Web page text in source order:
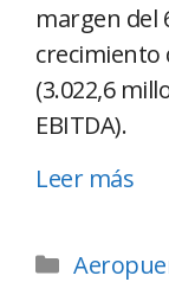
margen del
crecimiento
(3.022,6
EBITDA).
Leer más